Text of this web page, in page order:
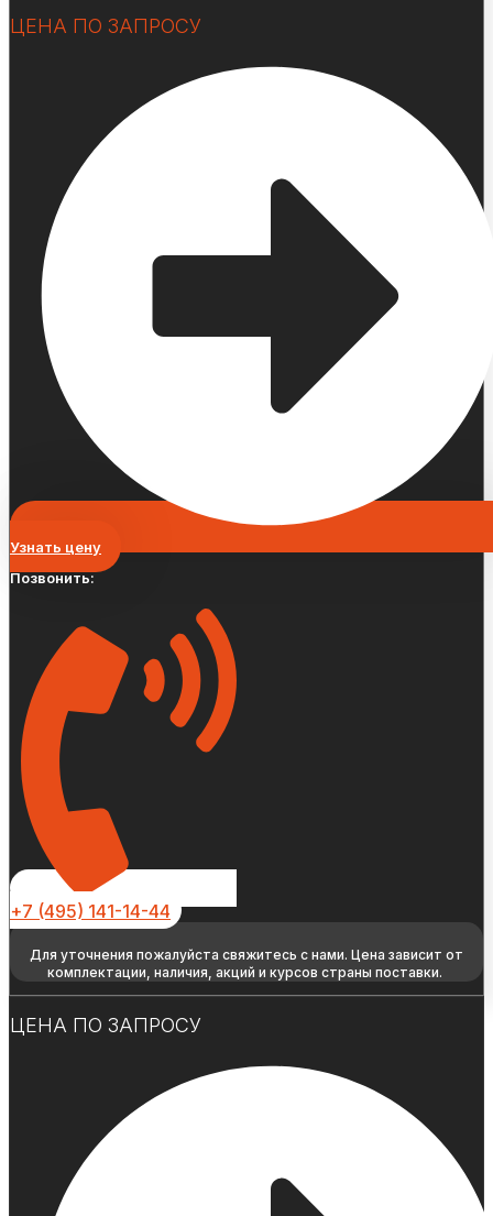
ЦЕНА ПО ЗАПРОСУ
Узнать цену
Позвонить:
+7 (495) 141-14-44
Для уточнения пожалуйста свяжитесь с нами. Цена зависит от
комплектации, наличия, акций и курсов страны поставки.
ЦЕНА ПО ЗАПРОСУ